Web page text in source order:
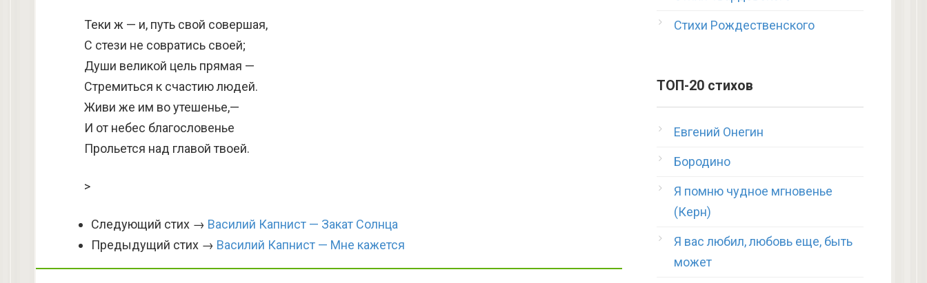
Теки ж — и, путь свой совершая,
С стези не совратись своей;
Души великой цель прямая —
Стремиться к счастию людей.
Живи же им во утешенье,—
И от небес благословенье
Прольется над главой твоей.
>
Следующий стих → Василий Капнист — Закат Солнца
Предыдущий стих → Василий Капнист — Мне кажется
Стихи Рождественского
ТОП-20 стихов
Евгений Онегин
Бородино
Я помню чудное мгновенье
(Керн)
Я вас любил, любовь еще, быть
может